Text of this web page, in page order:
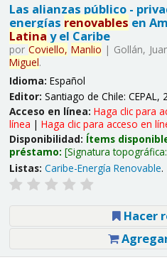
Las alianzas público -
energías renovables en
Latina y el Caribe
por Coviello, Manlio | Gollán,
Miguel.
Idioma: Español
Editor: Santiago de Chile: CEPAL,
Acceso en línea: Haga clic para
línea | Haga clic para acceso en
Disponibilidad: Ítems
préstamo: Signatura topográfica:
Listas: Caribe-Energía Renovable.
Hacer